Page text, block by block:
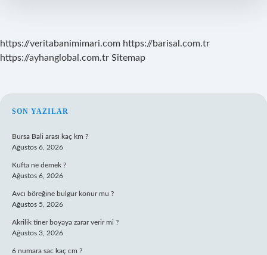
https://veritabanimimari.com https://barisal.com.tr
https://ayhanglobal.com.tr Sitemap
SIDEBAR
SON YAZILAR
Bursa Bali arası kaç km ?
Ağustos 6, 2026
Kufta ne demek ?
Ağustos 6, 2026
Avcı böreğine bulgur konur mu ?
Ağustos 5, 2026
Akrilik tiner boyaya zarar verir mi ?
Ağustos 3, 2026
6 numara sac kaç cm ?